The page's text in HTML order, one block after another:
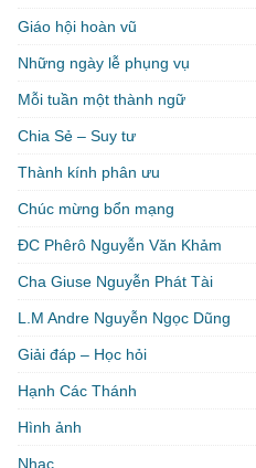
Giáo hội hoàn vũ
Những ngày lễ phụng vụ
Mỗi tuần một thành ngữ
Chia Sẻ – Suy tư
Thành kính phân ưu
Chúc mừng bổn mạng
ĐC Phêrô Nguyễn Văn Khảm
Cha Giuse Nguyễn Phát Tài
L.M Andre Nguyễn Ngọc Dũng
Giải đáp – Học hỏi
Hạnh Các Thánh
Hình ảnh
Nhạc